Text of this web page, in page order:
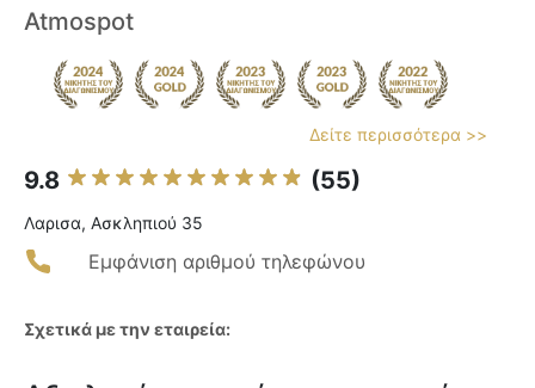
Atmospot
Δείτε περισσότερα >>
9.8 (55)
Λαρισα, Ασκληπιού 35
Εμφάνιση αριθμού τηλεφώνου
Σχετικά με την εταιρεία: